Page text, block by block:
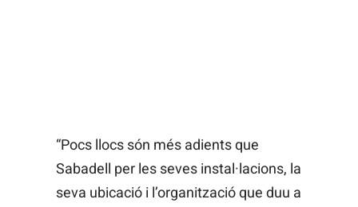
“Pocs llocs són més adients que
Sabadell per les seves instal·lacions, la
seva ubicació i l’organització que duu a